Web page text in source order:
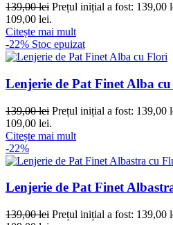
139,00lei Prețul inițial a fost: 139,00
109,00 lei.
Citește mai mult
-22% Stoc epuizat
Lenjerie de Pat Finet Alba
139,00lei Prețul inițial a fost: 139,00
109,00 lei.
Citește mai mult
-22%
Lenjerie de Pat Finet
139,00lei Prețul inițial a fost: 139,00